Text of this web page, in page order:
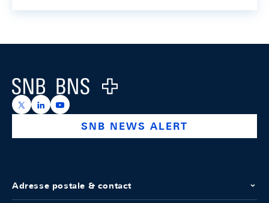
Logo
https://x.com/snb_bns
https://ch.linkedin.com/company/swiss-national-
https://www.youtube.com/@swissnationalbank
SNB NEWS ALERT
Adresse postale & contact